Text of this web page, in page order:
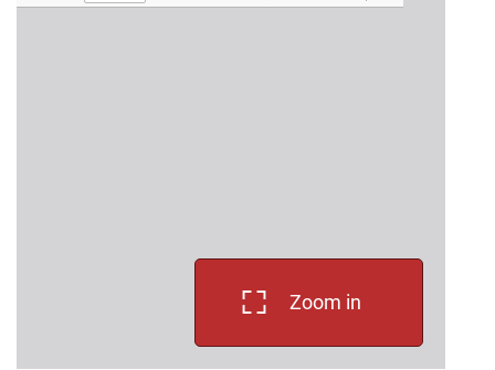
Zoom in